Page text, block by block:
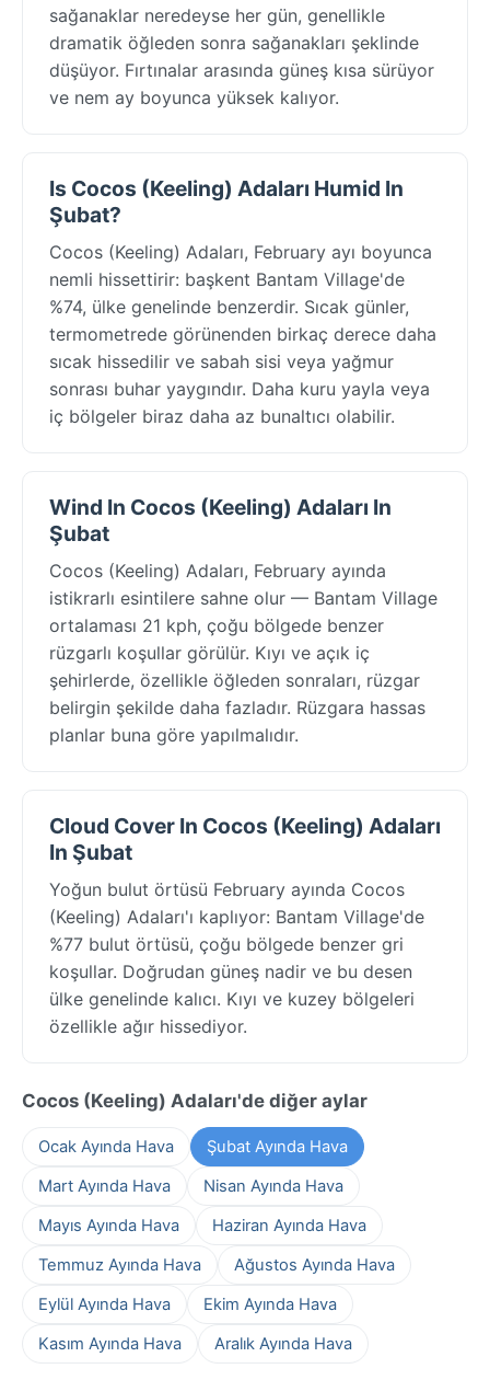
sağanaklar neredeyse her gün, genellikle
dramatik öğleden sonra sağanakları şeklinde
düşüyor. Fırtınalar arasında güneş kısa sürüyor
ve nem ay boyunca yüksek kalıyor.
Is Cocos (Keeling) Adaları Humid In
Şubat?
Cocos (Keeling) Adaları, February ayı boyunca
nemli hissettirir: başkent Bantam Village'de
%74, ülke genelinde benzerdir. Sıcak günler,
termometrede görünenden birkaç derece daha
sıcak hissedilir ve sabah sisi veya yağmur
sonrası buhar yaygındır. Daha kuru yayla veya
iç bölgeler biraz daha az bunaltıcı olabilir.
Wind In Cocos (Keeling) Adaları In
Şubat
Cocos (Keeling) Adaları, February ayında
istikrarlı esintilere sahne olur — Bantam Village
ortalaması 21 kph, çoğu bölgede benzer
rüzgarlı koşullar görülür. Kıyı ve açık iç
şehirlerde, özellikle öğleden sonraları, rüzgar
belirgin şekilde daha fazladır. Rüzgara hassas
planlar buna göre yapılmalıdır.
Cloud Cover In Cocos (Keeling) Adaları
In Şubat
Yoğun bulut örtüsü February ayında Cocos
(Keeling) Adaları'ı kaplıyor: Bantam Village'de
%77 bulut örtüsü, çoğu bölgede benzer gri
koşullar. Doğrudan güneş nadir ve bu desen
ülke genelinde kalıcı. Kıyı ve kuzey bölgeleri
özellikle ağır hissediyor.
Cocos (Keeling) Adaları'de diğer aylar
Ocak Ayında Hava
Şubat Ayında Hava
Mart Ayında Hava
Nisan Ayında Hava
Mayıs Ayında Hava
Haziran Ayında Hava
Temmuz Ayında Hava
Ağustos Ayında Hava
Eylül Ayında Hava
Ekim Ayında Hava
Kasım Ayında Hava
Aralık Ayında Hava